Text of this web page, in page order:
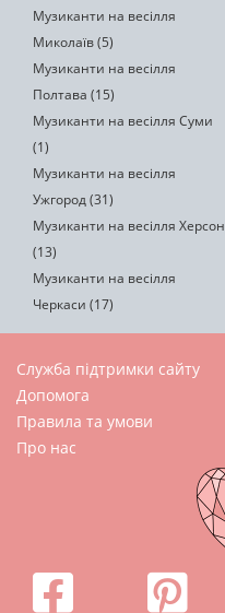
Музиканти на весілля
Миколаїв (5)
Музиканти на весілля
Полтава (15)
Музиканти на весілля Суми
(1)
Музиканти на весілля
Ужгород (31)
Музиканти на весілля Херсон
(13)
Музиканти на весілля
Черкаси (17)
Служба підтримки сайту
Допомога
Правила та умови
Про нас